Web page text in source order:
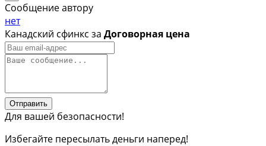
Сообщение автору
нет
Канадский сфинкс за Договорная цена
Отправить
Для вашей безопасности!
Избегайте пересылать деньги наперед!